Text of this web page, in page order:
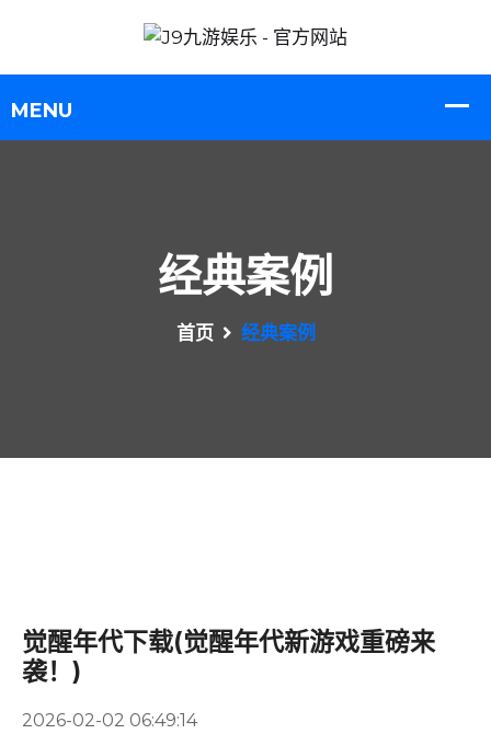
经典案例
首页 经典案例
觉醒年代下载(觉醒年代新游戏重磅来
袭！)
2026-02-02 06:49:14